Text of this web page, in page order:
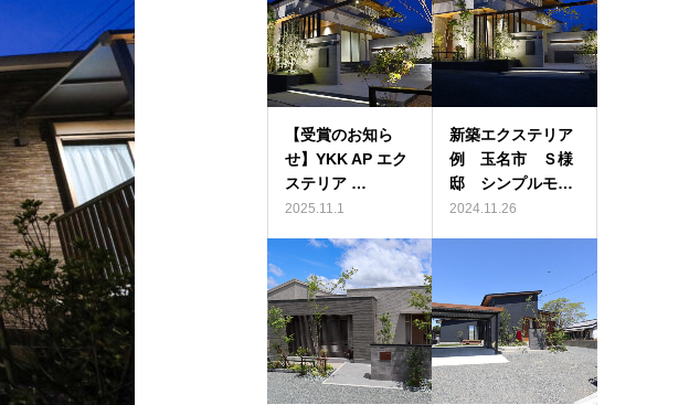
【受賞のお知ら
せ】YKK AP エク
ステリア …
2025.11.1
新築エクステリア
例 玉名市 Ｓ様
邸 シンプルモ…
2024.11.26